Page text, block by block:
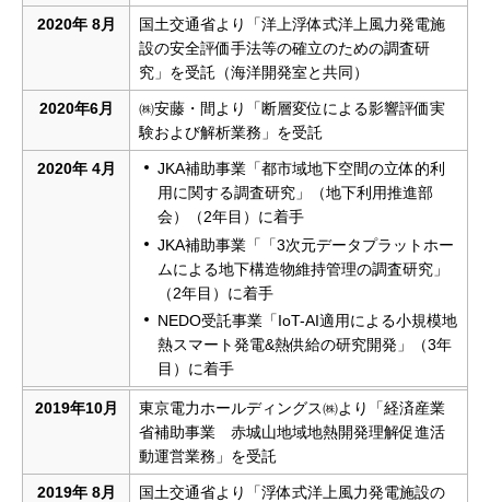
2020年 8月
国土交通省より「洋上浮体式洋上風力発電施
設の安全評価手法等の確立のための調査研
究」を受託（海洋開発室と共同）
2020年6月
㈱安藤・間より「断層変位による影響評価実
験および解析業務」を受託
2020年 4月
JKA補助事業「都市域地下空間の立体的利
用に関する調査研究」（地下利用推進部
会）（2年目）に着手
JKA補助事業「「3次元データプラットホー
ムによる地下構造物維持管理の調査研究」
（2年目）に着手
NEDO受託事業「IoT-AI適用による小規模地
熱スマート発電&熱供給の研究開発」（3年
目）に着手
2019年10月
東京電力ホールディングス㈱より「経済産業
省補助事業 赤城山地域地熱開発理解促進活
動運営業務」を受託
2019年 8月
国土交通省より「浮体式洋上風力発電施設の